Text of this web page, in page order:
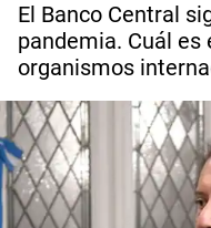
El Banco Central
pandemia. Cuál
organismos